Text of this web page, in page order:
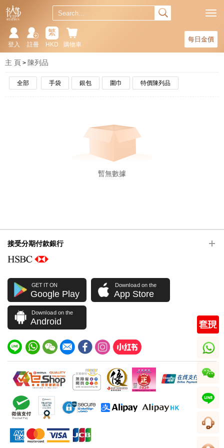
每日金價
購物車
繁
HKD
註冊
登入
主 頁 陳列品
全部 手袋 銀包 圍巾 特價陳列品
暫無數據
接受分期付款銀行
GET IT ON
Google Play
Download on the
App Store
Download on the
Android
whatsapp